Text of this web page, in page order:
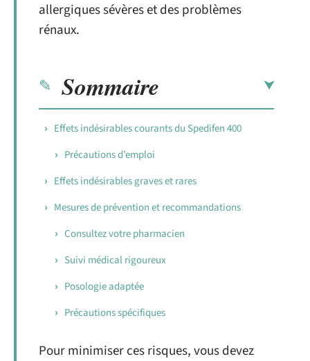
allergiques sévères et des problèmes
rénaux.
Sommaire
Effets indésirables courants du Spedifen 400
Précautions d’emploi
Effets indésirables graves et rares
Mesures de prévention et recommandations
Consultez votre pharmacien
Suivi médical rigoureux
Posologie adaptée
Précautions spécifiques
Pour minimiser ces risques, vous devez